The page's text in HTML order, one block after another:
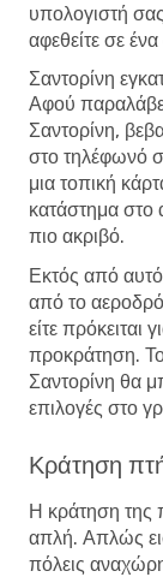
υπολογιστή
αφεθείτε σε
Σαντορίνη
Αφού
Σαντορίνη,
στο τηλέφωνό
μια τοπική
κατάστημα στο
πιο ακριβό.
Εκτός από
από το
είτε πρόκειται
προκράτηση.
Σαντορίνη θα
επιλογές στο
Κράτηση
Η κράτηση της
απλή. Απλώς
πόλεις